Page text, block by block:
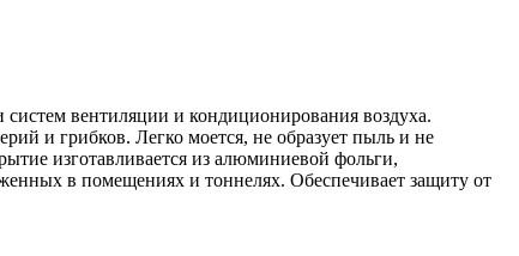
вентиляции и кондиционирования воздуха.
и грибков. Легко моется, не образует пыль и не
изготавливается из алюминиевой фольги,
в помещениях и тоннелях. Обеспечивает защиту от